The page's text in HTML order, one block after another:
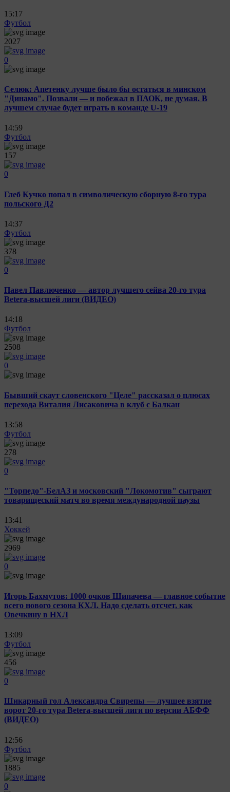
15:17
Футбол
2027
0
Селюк: Апетенку лучше было бы остаться в минском
"Динамо". Позвали — и побежал в ПАОК, не думая. В
лучшем случае будет играть в команде U-19
14:59
Футбол
157
0
Глеб Кучко попал в символическую сборную 8-го тура
польского Д2
14:37
Футбол
378
0
Павел Павлюченко — автор лучшего сейва 20-го тура
Вetera-высшей лиги (ВИДЕО)
14:18
Футбол
2508
0
Бывший скаут словенского "Целе" рассказал о плюсах
перехода Виталия Лисаковича в клуб с Балкан
13:58
Футбол
278
0
"Торпедо"-БелАЗ и московский "Локомотив" сыграют
товарищеский матч во время международной паузы
13:41
Хоккей
2969
0
Игорь Бахмутов: 1000 очков Шипачева — главное событие
всего нового сезона КХЛ. Надо сделать отсчет, как
Овечкину в НХЛ
13:09
Футбол
456
0
Шикарный гол Александра Свирепы — лучшее взятие
ворот 20-го тура Betera-высшей лиги по версии АБФФ
(ВИДЕО)
12:56
Футбол
1885
0